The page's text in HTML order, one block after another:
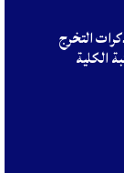
التخرج
الكلية